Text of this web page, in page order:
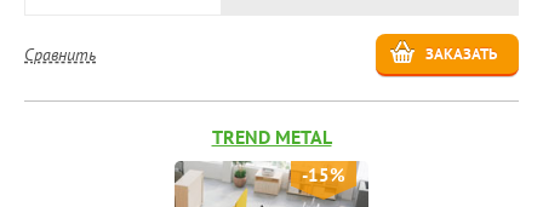
ЗАКАЗАТЬ
Сравнить
TREND METAL
-15%